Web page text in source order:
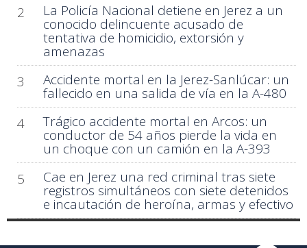
2
La Policía Nacional detiene en Jerez a un
conocido delincuente acusado de
tentativa de homicidio, extorsión y
amenazas
3
Accidente mortal en la Jerez-Sanlúcar: un
fallecido en una salida de vía en la A-480
4
Trágico accidente mortal en Arcos: un
conductor de 54 años pierde la vida en
un choque con un camión en la A-393
5
Cae en Jerez una red criminal tras siete
registros simultáneos con siete detenidos
e incautación de heroína, armas y efectivo